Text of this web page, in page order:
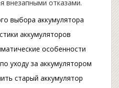
внезапными отказами.
выбора аккумулятора
аккумуляторов
особенности
уходу за аккумулятором
старый аккумулятор